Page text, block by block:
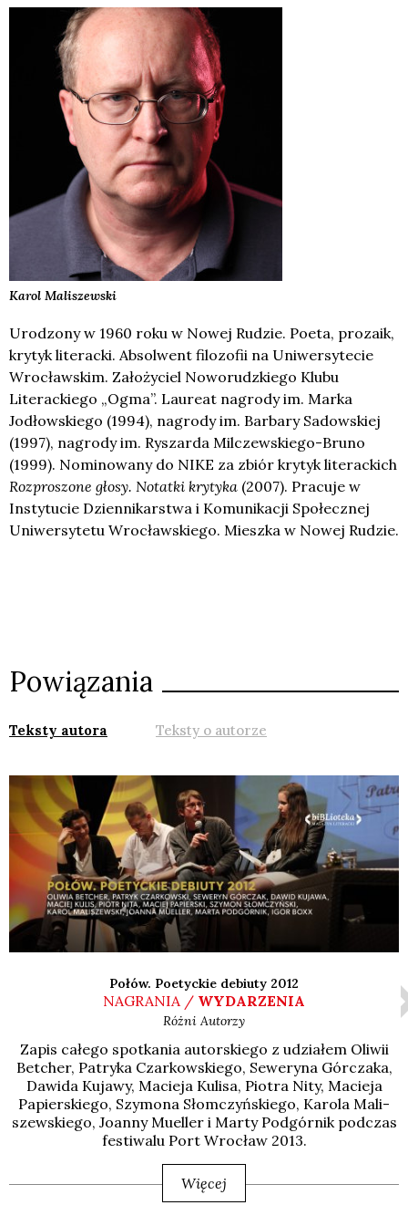
Karol Maliszewski
Urodzony w 1960 roku w Nowej Rudzie. Poeta, prozaik,
krytyk literacki. Absolwent filozofii na Uniwersytecie
Wrocławskim. Założyciel Noworudzkiego Klubu
Literackiego „Ogma”. Laureat nagrody im. Marka
Jodłowskiego (1994), nagrody im. Barbary Sadowskiej
(1997), nagrody im. Ryszarda Milczewskiego-Bruno
(1999). Nominowany do NIKE za zbiór krytyk literackich
Rozproszone głosy. Notatki krytyka (2007). Pracuje w
Instytucie Dziennikarstwa i Komunikacji Społecznej
Uniwersytetu Wrocławskiego. Mieszka w Nowej Rudzie.
Powiązania
Teksty autora Teksty o autorze
Połów. Poetyckie debiuty 2012
NAGRANIA / WYDARZENIA
Różni Autorzy
Zapis całe­go spo­tka­nia autor­skie­go z udzia­łem Oli­wii
Bet­cher, Patry­ka Czar­kow­skie­go, Sewe­ry­na Gór­cza­ka,
Dawi­da Kuja­wy, Macie­ja Kuli­sa, Pio­tra Nity, Macie­ja
Papier­skie­go, Szy­mo­na Słom­czyń­skie­go, Karo­la Mali­
szew­skie­go, Joan­ny Muel­ler i Mar­ty Pod­gór­nik pod­czas
festi­wa­lu Port Wro­cław 2013.
Więcej